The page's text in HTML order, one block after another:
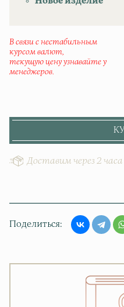
В связи с нестабильным
курсом валют,
текущую цену узнавайте у
менеджеров.
Доставим через 2 часа
Поделиться